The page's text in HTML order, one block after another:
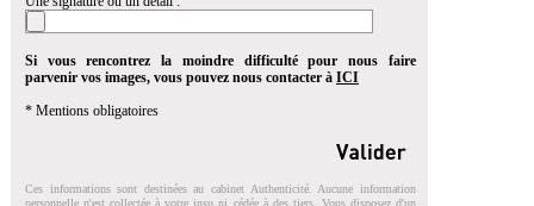
Si vous rencontrez la moindre difficulté pour nous faire
parvenir vos images, vous pouvez nous contacter à ICI
* Mentions obligatoires
Ces informations sont destinées au cabinet Authenticité. Aucune information
personnelle n'est collectée à votre insu ni cédée à des tiers. Vous disposez d'un